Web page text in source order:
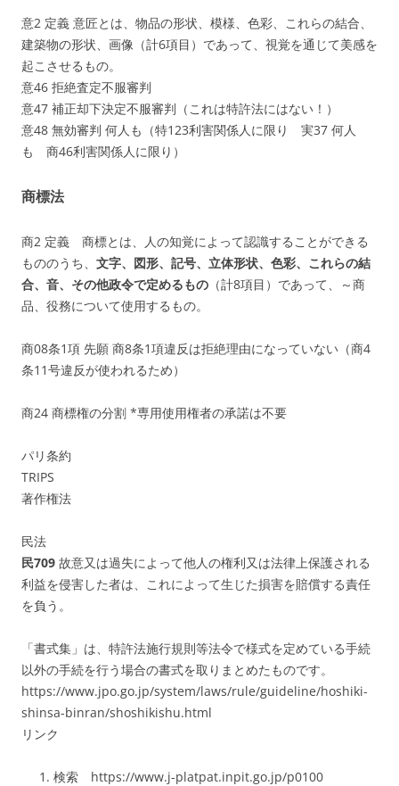
意2 定義 意匠とは、物品の形状、模様、色彩、これらの結合、
建築物の形状、画像（計6項目）であって、視覚を通じて美感を
起こさせるもの。
意46 拒絶査定不服審判
意47 補正却下決定不服審判（これは特許法にはない！）
意48 無効審判 何人も（特123利害関係人に限り 実37 何人
も 商46利害関係人に限り）
商標法
商2 定義 商標とは、人の知覚によって認識することができる
もののうち、 文字、図形、記号、立体形状、色彩、これらの結
合、音、その他政令で定めるもの （計8項目）であって、～商
品、役務について使用するもの。
商08条1項 先願 商8条1項違反は拒絶理由になっていない（商4
条11号違反が使われるため）
商24 商標権の分割 *専用使用権者の承諾は不要
パリ条約
TRIPS
著作権法
民法
民709 故意又は過失によって他人の権利又は法律上保護される
利益を侵害した者は、これによって生じた損害を賠償する責任
を負う。
「書式集」は、特許法施行規則等法令で様式を定めている手続
以外の手続を行う場合の書式を取りまとめたものです。
https://www.jpo.go.jp/system/laws/rule/guideline/hoshiki-
shinsa-binran/shoshikishu.html
リンク
検索 https://www.j-platpat.inpit.go.jp/p0100